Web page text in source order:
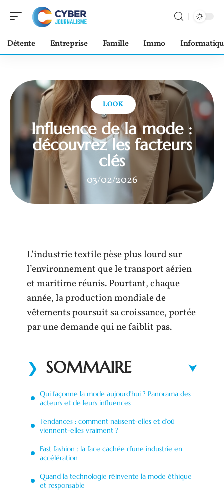
Détente Entreprise Famille Immo
LOOK
Influence de la mode :
découvrez les facteurs
clés
03/02/2026
L’industrie textile pèse plus lourd sur
l’environnement que le transport aérien
et maritime réunis. Pourtant, chaque
année, la production mondiale de
vêtements poursuit sa croissance, portée
par une demande qui ne faiblit pas.
SOMMAIRE
Qui façonne la mode aujourd’hui ? Panorama des
acteurs et de leurs influences
Tendances : comment naissent-elles et d’où
viennent-elles vraiment ?
Fast fashion : la face cachée d’une industrie en
accélération
Quand la technologie réinvente la mode éthique
et responsable